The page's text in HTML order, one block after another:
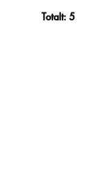
Totalt: 5